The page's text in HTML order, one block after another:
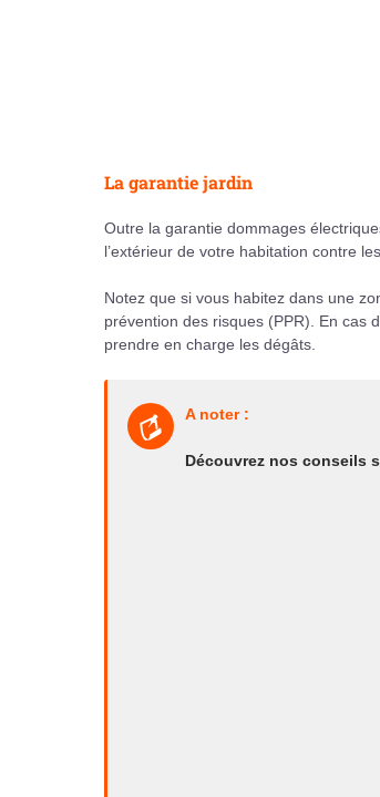
La garantie jardin
Outre la garantie dommages
l’extérieur de votre habitation contre
Notez que si vous habitez dans une
prévention des risques (PPR). En cas
prendre en charge les dégâts.
A noter :
Découvrez nos conseils